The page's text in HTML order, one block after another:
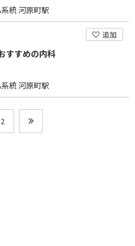
統 河原町駅
追加
すすめの内科
統 河原町駅
2